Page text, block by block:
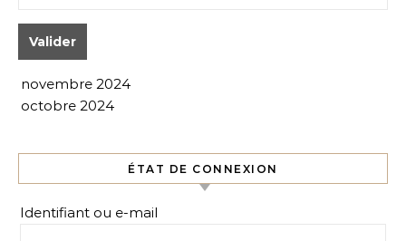
novembre 2024
octobre 2024
ÉTAT DE CONNEXION
Identifiant ou e-mail